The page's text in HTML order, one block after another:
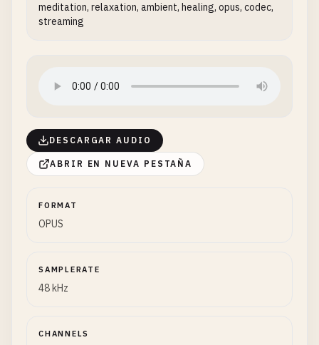
meditation, relaxation, ambient, healing, opus, codec,
streaming
DESCARGAR AUDIO
ABRIR EN NUEVA PESTAÑA
FORMAT
OPUS
SAMPLERATE
48 kHz
CHANNELS